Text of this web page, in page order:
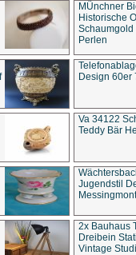
MÜnchner
Historische
Schaumgold
Perlen
Design 60er
Va 34122
Teddy Bär
Jugendstil
2x Bauhaus
Dreibein
Vintage